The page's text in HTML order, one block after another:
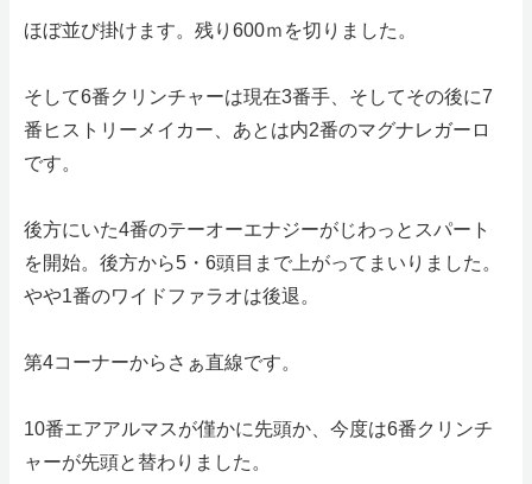
ほぼ並び掛けます。残り600ｍを切りました。
そして6番クリンチャーは現在3番手、そしてその後に7
番ヒストリーメイカー、あとは内2番のマグナレガーロ
です。
後方にいた4番のテーオーエナジーがじわっとスパート
を開始。後方から5・6頭目まで上がってまいりました。
やや1番のワイドファラオは後退。
第4コーナーからさぁ直線です。
10番エアアルマスが僅かに先頭か、今度は6番クリンチ
ャーが先頭と替わりました。